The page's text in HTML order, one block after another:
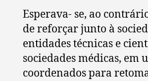
Esperava- se, ao
de reforçar junto à
entidades técnicas e
sociedades médicas, em
coordenados para